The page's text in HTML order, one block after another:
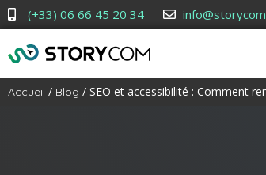
(+33) 06 66 45 20 34
Accueil / Blog / SEO et accessibilité : Comment